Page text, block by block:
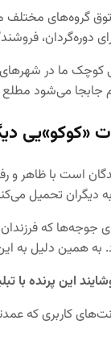
گروه‌های مختلف
دوره‌گردان،
کوچک ما در
جابجا می‌شود
است با ظاهر و
دیگران تحمیل
جوجه‌ها که
به همین دلیل به
این پرنده با
کاربری که